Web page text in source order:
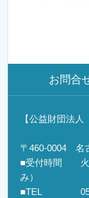
お問合
【公益財団法
〒460-0004 名
■受付時間 火
み）
■TEL 052-